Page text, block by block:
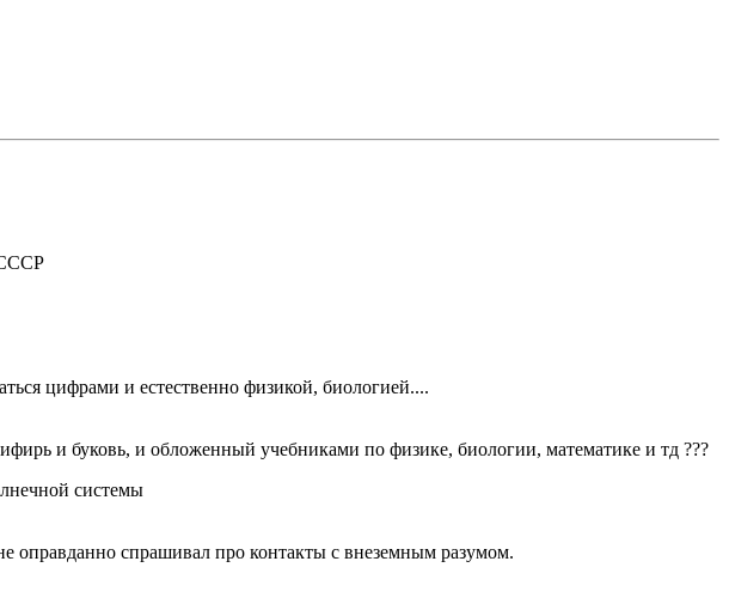
СССР
цифрами и естественно физикой, биологией....
и буковь, и обложенный учебниками по физике, биологии, математике и тд ???
системы
оправданно спрашивал про контакты с внеземным разумом.